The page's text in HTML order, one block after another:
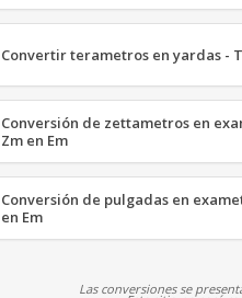
Convertir terametros en yardas -
Conversión de zettametros en
Zm en Em
Conversión de pulgadas en
en Em
Las conversiones se